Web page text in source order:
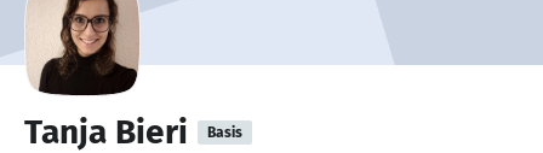
Tanja Bieri Basis